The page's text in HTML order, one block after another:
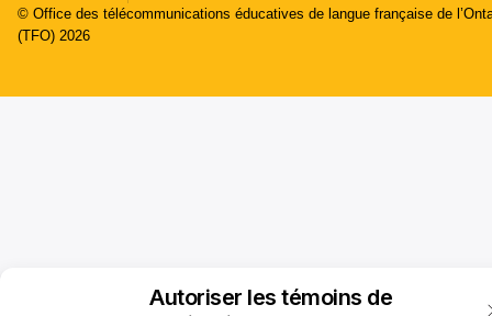
Autoriser les témoins de
© Office des télécommunications éducatives de langue française de
(TFO) 2026